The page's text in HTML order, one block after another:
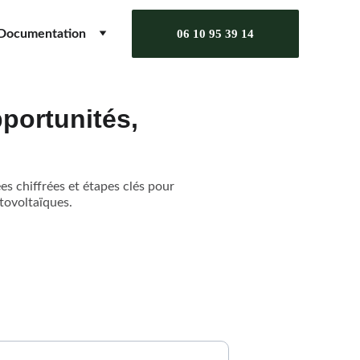
06 10 95 39 14
chiffrées et étapes clés pour